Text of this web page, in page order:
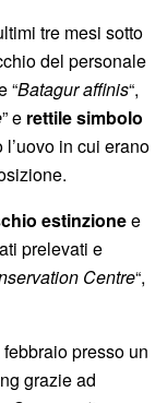
tre mesi sotto
del personale
“Batagur affinis“,
” e rettile simbolo
l’uovo in cui erano
estinzionee
prelevati e
Centre“,
presso un
grazie ad